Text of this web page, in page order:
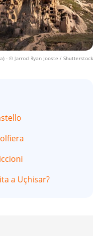
- © Jarrod Ryan Jooste / Shutterstock
a Uçhisar?